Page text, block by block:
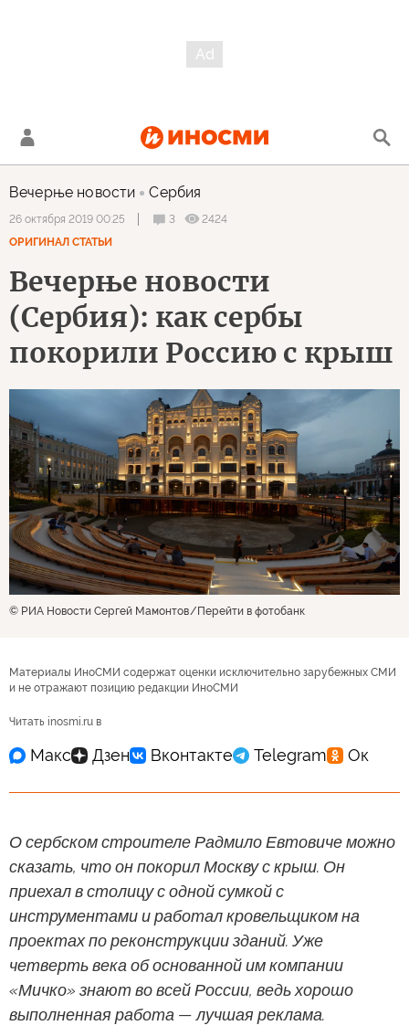
Вечерње новости Сербия
26 октября 2019 00:25 3
2424
ОРИГИНАЛ СТАТЬИ
Вечерње новости
(Сербия): как сербы
покорили Россию с крыш
© РИА Новости Сергей Мамонтов Перейти в фотобанк
Материалы ИноСМИ содержат оценки исключительно зарубежных СМИ
и не отражают позицию редакции ИноСМИ
Читать inosmi.ru в
О сербском строителе Радмило Евтовиче можно
сказать, что он покорил Москву с крыш. Он
приехал в столицу с одной сумкой с
инструментами и работал кровельщиком на
проектах по реконструкции зданий. Уже
четверть века об основанной им компании
«Мичко» знают во всей России, ведь хорошо
выполненная работа — лучшая реклама.